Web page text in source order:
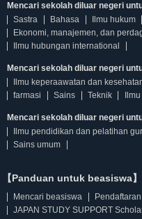
Mencari sekolah diluar negeri
Sastra
Bahasa
Ilmu hukum
Ekonomi, manajemen, dan
Ilmu hubungan international
Mencari sekolah diluar negeri
Ilmu keperaawatan dan
farmasi
Sains Teknik
Mencari sekolah diluar negeri
Ilmu pendidikan dan pelatihan
Sains umum
【Panduan untuk beasiswa】
Mencari beasiswa
JAPAN STUDY SUPPORT